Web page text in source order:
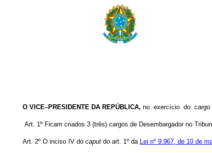
O VICE–PRESIDENTE DA REPÚBLICA, no exercício do
Art. 1º Ficam criados 3 (três) cargos de Desembargador no
Art. 2º O inciso IV do caput do art. 1º da Lei nº 9.967, de 10 de